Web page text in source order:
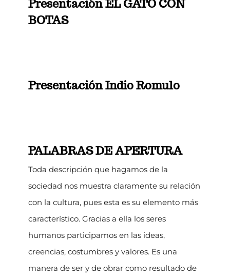
Presentación EL GATO CON
BOTAS
Presentación Indio Romulo
PALABRAS DE APERTURA
Toda descripción que hagamos de la
sociedad nos muestra claramente su relación
con la cultura, pues esta es su elemento más
característico. Gracias a ella los seres
humanos participamos en las ideas,
creencias, costumbres y valores. Es una
manera de ser y de obrar como resultado de